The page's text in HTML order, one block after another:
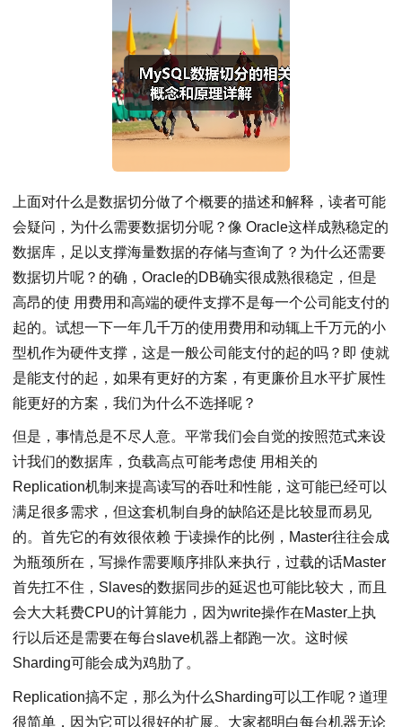
上面对什么是数据切分做了个概要的描述和解释，读者可能
会疑问，为什么需要数据切分呢？像 Oracle这样成熟稳定的
数据库，足以支撑海量数据的存储与查询了？为什么还需要
数据切片呢？的确，Oracle的DB确实很成熟很稳定，但是
高昂的使 用费用和高端的硬件支撑不是每一个公司能支付的
起的。试想一下一年几千万的使用费用和动辄上千万元的小
型机作为硬件支撑，这是一般公司能支付的起的吗？即 使就
是能支付的起，如果有更好的方案，有更廉价且水平扩展性
能更好的方案，我们为什么不选择呢？
但是，事情总是不尽人意。平常我们会自觉的按照范式来设
计我们的数据库，负载高点可能考虑使 用相关的
Replication机制来提高读写的吞吐和性能，这可能已经可以
满足很多需求，但这套机制自身的缺陷还是比较显而易见
的。首先它的有效很依赖 于读操作的比例，Master往往会成
为瓶颈所在，写操作需要顺序排队来执行，过载的话Master
首先扛不住，Slaves的数据同步的延迟也可能比较大，而且
会大大耗费CPU的计算能力，因为write操作在Master上执
行以后还是需要在每台slave机器上都跑一次。这时候
Sharding可能会成为鸡肋了。
Replication搞不定，那么为什么Sharding可以工作呢？道理
很简单，因为它可以很好的扩展。大家都明白每台机器无论